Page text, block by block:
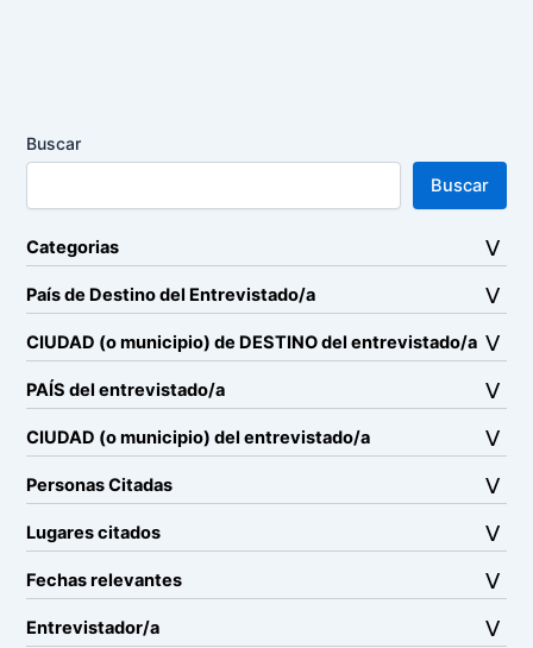
Buscar
Buscar
Categorias
País de Destino del Entrevistado/a
CIUDAD (o municipio) de DESTINO del entrevistado/a
PAÍS del entrevistado/a
CIUDAD (o municipio) del entrevistado/a
Personas Citadas
Lugares citados
Fechas relevantes
Entrevistador/a